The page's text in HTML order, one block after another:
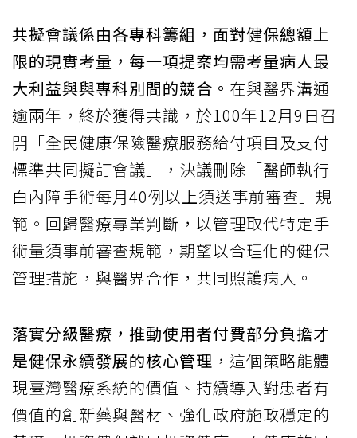
共擬會議係由各專科籌組，面對健保總額上
限的現實考量，每一項提案均需考量病人最
大利益與與專科別間的競合。 在與醫界溝通
逾兩年，終於獲得共識，於100年12月9日召
開「全民健康保險醫療服務給付項目及支付
標準共同擬訂會議」，決議刪除「醫師執行
白內障手術每月40例以上須送事前審查」規
範。回歸醫療專業判斷，以管理取代特定手
術量須事前審查規範，期望以合理化的健保
管理措施，與醫界合作，共同照護病人。
落實分級醫療，推動使用者付費部分負擔才
是健保永續發展的核心管理 ，這個策略能體
現臺灣醫療系統的價值、持續導入對患者有
價值的創新藥與醫材、強化政府施政穩定的